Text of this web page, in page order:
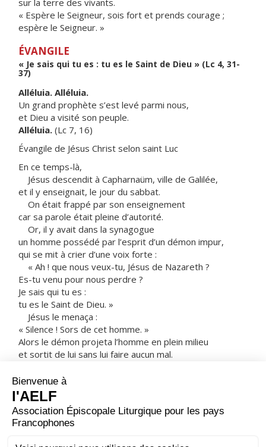
sur la terre des vivants.
« Espère le Seigneur, sois fort et prends courage ;
espère le Seigneur. »
ÉVANGILE
« Je sais qui tu es : tu es le Saint de Dieu » (Lc 4, 31-
37)
Alléluia. Alléluia.
Un grand prophète s’est levé parmi nous,
et Dieu a visité son peuple.
Alléluia. (Lc 7, 16)
Évangile de Jésus Christ selon saint Luc
En ce temps-là,
Jésus descendit à Capharnaüm, ville de Galilée,
et il y enseignait, le jour du sabbat.
On était frappé par son enseignement
car sa parole était pleine d’autorité.
Or, il y avait dans la synagogue
un homme possédé par l’esprit d’un démon impur,
qui se mit à crier d’une voix forte :
« Ah ! que nous veux-tu, Jésus de Nazareth ?
Es-tu venu pour nous perdre ?
Je sais qui tu es :
tu es le Saint de Dieu. »
Jésus le menaça :
« Silence ! Sors de cet homme. »
Alors le démon projeta l’homme en plein milieu
et sortit de lui sans lui faire aucun mal.
« Quelle est cette parole ?
Il commande avec autorité et puissance
aux esprits impurs,
et ils sortent ! »
Et la réputation de Jésus se propageait dans toute la
région.